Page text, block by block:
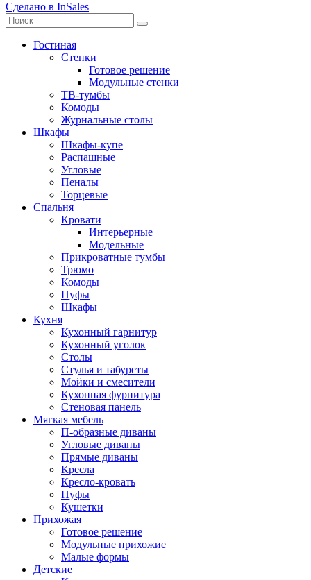
Сделано в InSales
Гостиная
Стенки
Готовое решение
Модульные стенки
ТВ-тумбы
Комоды
Журнальные столы
Шкафы
Шкафы-купе
Распашные
Угловые
Пеналы
Торцевые
Спальня
Кровати
Интерьерные
Модельные
Прикроватные тумбы
Трюмо
Комоды
Пуфы
Шкафы
Кухня
Кухонный гарнитур
Кухонный уголок
Столы
Стулья и табуреты
Мойки и смесители
Кухонная фурнитура
Стеновая панель
Мягкая мебель
П-образные диваны
Угловые диваны
Прямые диваны
Кресла
Кресло-кровать
Пуфы
Кушетки
Прихожая
Готовое решение
Модульные прихожие
Малые формы
Детские